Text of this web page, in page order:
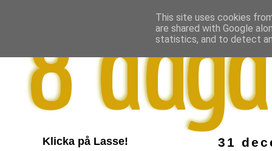
31
Klicka på Lasse!
This site uses cookies
are shared with Google
statistics, and to detect